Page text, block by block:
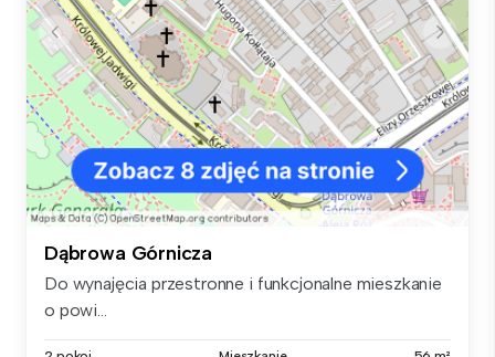
Dąbrowa Górnicza
Do wynajęcia przestronne i funkcjonalne mieszkanie
o powi...